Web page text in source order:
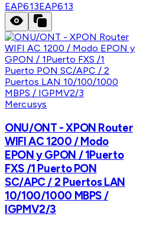
EAP613EAP613
Mercusys
ONU/ONT - XPON Router
WIFI AC 1200 / Modo
EPON y GPON / 1Puerto
FXS /1 Puerto PON
SC/APC / 2 Puertos LAN
10/100/1000 MBPS /
IGPMV2/3